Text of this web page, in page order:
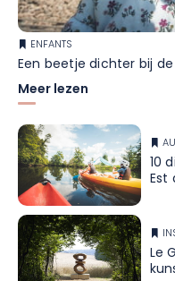
ENFANTS
Een beetje dichter bij
Meer lezen
10
Est
Le